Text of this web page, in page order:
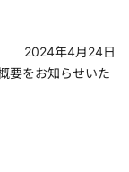
2024年4月24日
要をお知らせいた